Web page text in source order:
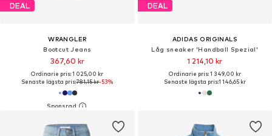
DEAL
WRANGLER
Bootcut Jeans
367,60 kr
Ordinarie pris: 1 025,00 kr
Senaste lägsta pris:781,15 kr-53%
DEAL
ADIDAS ORIGINALS
Låg sneaker 'Handball Spezial'
1 214,10 kr
Ordinarie pris: 1 349,00 kr
Senaste lägsta pris:1 146,65 kr